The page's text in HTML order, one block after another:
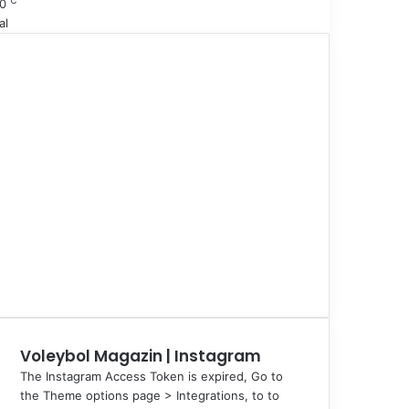
Voleybol Magazin | Instagram
The Instagram Access Token is expired, Go to
the Theme options page > Integrations, to to